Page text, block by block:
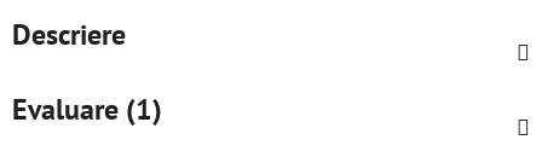
Descriere
Evaluare (1)